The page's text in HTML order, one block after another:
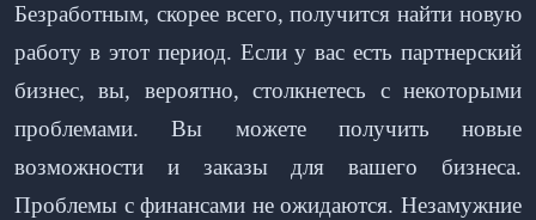
Безработным, скорее всего, получится найти новую
работу в этот период. Если у вас есть партнерский
бизнес, вы, вероятно, столкнетесь с некоторыми
проблемами. Вы можете получить новые
возможности и заказы для вашего бизнеса.
Проблемы с финансами не ожидаются. Незамужние